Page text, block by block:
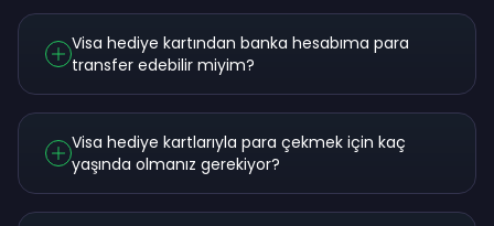
Visa hediye kartından banka hesabıma para
transfer edebilir miyim?
Visa hediye kartlarıyla para çekmek için kaç
yaşında olmanız gerekiyor?